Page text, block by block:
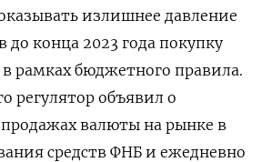
излишнее давление
до конца 2023 года покупку
рамках бюджетного правила.
регулятор объявил о
валюты на рынке в
средств ФНБ и ежедневно